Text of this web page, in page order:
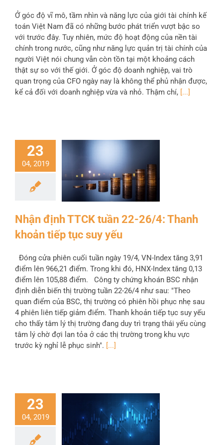
Ở góc độ vĩ mô, tầm nhìn và năng lực của giới tài chính kế
toán Việt Nam đã có những bước phát triển vượt bậc so
với trước đây. Tuy nhiên, mức độ hoạt động của nền tài
chính trong nước, cũng như năng lực quản trị tài chính của
người Việt nói chung vẫn còn tồn tại một khoảng cách
thật sự so với thế giới. Ở góc độ doanh nghiệp, vai trò
quan trọng của CFO ngày nay là không thể phủ nhận được,
kể cả đối với doanh nghiệp vừa và nhỏ. Thậm chí, [...]
23
04, 2019
Nhận định TTCK tuần 22-26/4: Thanh
khoản tiếp tục suy yếu
Đóng cửa phiên cuối tuần ngày 19/4, VN-Index tăng 3,91
điểm lên 966,21 điểm. Trong khi đó, HNX-Index tăng 0,13
điểm lên 105,88 điểm. Công ty chứng khoán BSC nhận
định diễn biến thị trường tuần 22-26/4 như sau: "Theo
quan điểm của BSC, thị trường có phiên hồi phục nhẹ sau
4 phiên liên tiếp giảm điểm. Thanh khoản tiếp tục suy yếu
cho thấy tâm lý thị trường đang duy trì trạng thái yếu cùng
tâm lý chờ đợi lan tỏa ở các thị trường trong khu vực
trước kỳ nghỉ lễ phục sinh". [...]
23
04, 2019